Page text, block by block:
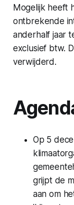
Mogelijk heeft
ontbrekende
anderhalf jaar
exclusief btw.
verwijderd.
Op 5
grijpt de
aan om